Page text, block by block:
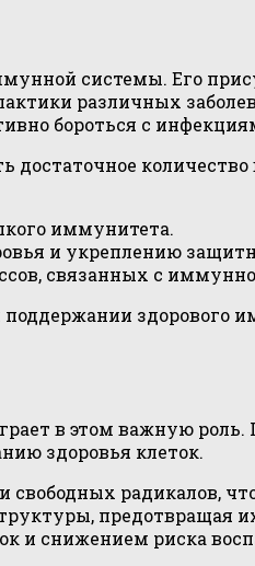
системы. Его
различных
бороться с
количество
иммунитета.
и укреплению
связанных с
здорового
в этом важную
здоровья клеток.
радикалов,
предотвращая
и снижением риска